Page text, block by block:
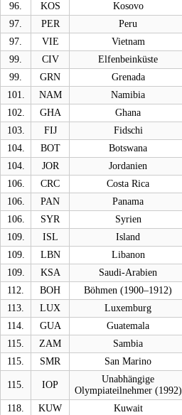
96.
KOS Kosovo
97.
PER Peru
97.
VIE Vietnam
99.
CIV Elfenbeinküste
99.
GRN Grenada
101.
NAM Namibia
102.
GHA Ghana
103.
FIJ Fidschi
104.
BOT Botswana
104.
JOR Jordanien
106.
CRC Costa Rica
106.
PAN Panama
106.
SYR Syrien
109.
ISL Island
109.
LBN Libanon
109.
KSA Saudi-Arabien
112.
BOH Böhmen (1900–1912)
113.
LUX Luxemburg
114.
GUA Guatemala
115.
ZAM Sambia
115.
SMR San Marino
115. IOP
Unabhängige
Olympiateilnehmer (1992)
118. KUW Kuwait